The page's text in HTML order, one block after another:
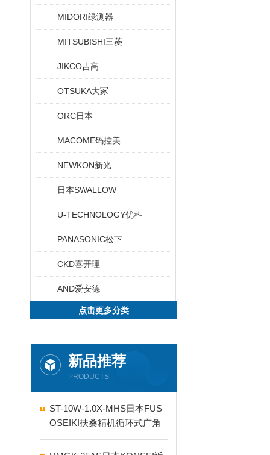
MIDORI绿测器
MITSUBISHI三菱
JIKCO吉高
OTSUKA大冢
ORC日本
MACOME码控美
NEWKON新光
日本SWALLOW
U-TECHNOLOGY优科
PANASONIC松下
CKD喜开理
AND爱安德
点击更多分类
新品推荐
PRODUCTS
ST-10W-1.0X-MHS日本FUS
OSEIKI扶桑精机循环式广角
自动喷嘴